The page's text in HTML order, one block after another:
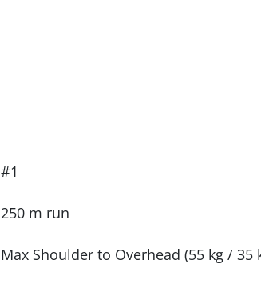
#1
250 m run
Max Shoulder to Overhead (55 kg / 35